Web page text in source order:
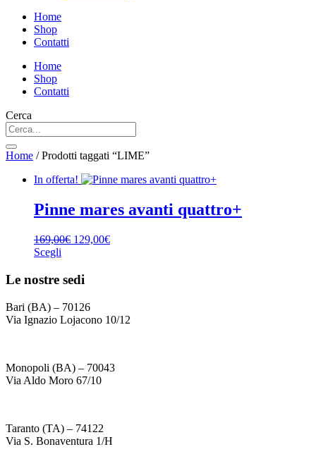
Home
Shop
Contatti
Home
Shop
Contatti
Cerca
Home / Prodotti taggati “LIME”
In offerta!
Pinne mares avanti quattro+
169,00€ Il
era:
129,00€Il
Scegli
prodotto
più
varianti.
Le
essere
scelte
prodotto
Le nostre sedi
Bari (BA) – 70126
Via Ignazio Lojacono 10/12
Monopoli (BA) – 70043
Via Aldo Moro 67/10
Taranto (TA) – 74122
Via S. Bonaventura 1/H